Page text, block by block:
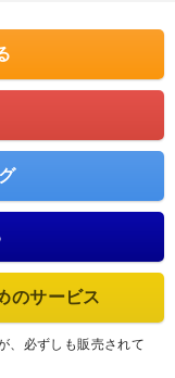
のサービス
、必ずしも販売されて